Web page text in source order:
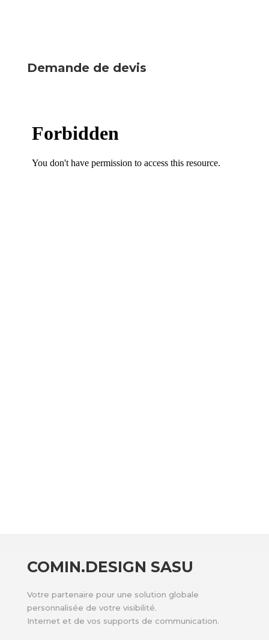
Demande de devis
COMIN.DESIGN SASU
Votre partenaire pour une solution globale
personnalisée de votre visibilité.
Internet et de vos supports de communication.